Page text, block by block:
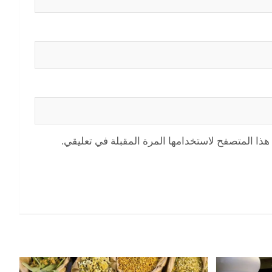
المتصفح لاستخدامها المرة المقبلة في تعليقي.